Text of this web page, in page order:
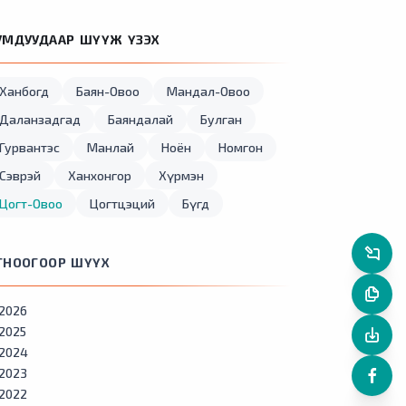
ШҮҮЖ ҮЗЭХ
Ханбогд Баян-Овоо
Мандал-Овоо
Даланзадгад
Баяндалай
Булган
Гурвантэс
Манлай Ноён
Номгон
Сэврэй
Ханхонгор
Хүрмэн
Цогт-Овоо
Цогтцэций Бүгд
ШҮҮХ